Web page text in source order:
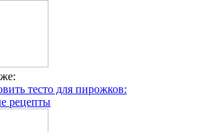
тесто для пирожков:
рецепты